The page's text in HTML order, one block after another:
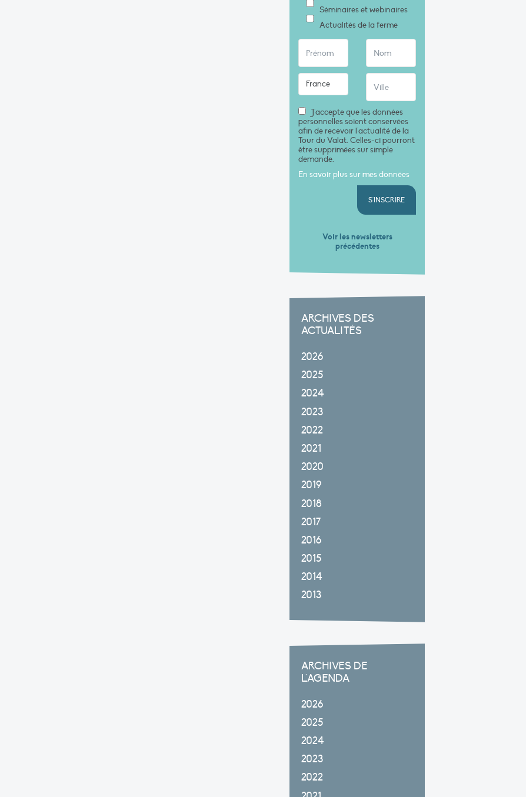
Séminaires et webinaires
Actualités de la ferme
J'accepte que les données
personnelles soient conservées
afin de recevoir l'actualité de la
Tour du Valat. Celles-ci pourront
être supprimées sur simple
demande.
En savoir plus sur mes données
S'INSCRIRE
Voir les newsletters
précédentes
ARCHIVES DES
ACTUALITÉS
2026
2025
2024
2023
2022
2021
2020
2019
2018
2017
2016
2015
2014
2013
ARCHIVES DE
L'AGENDA
2026
2025
2024
2023
2022